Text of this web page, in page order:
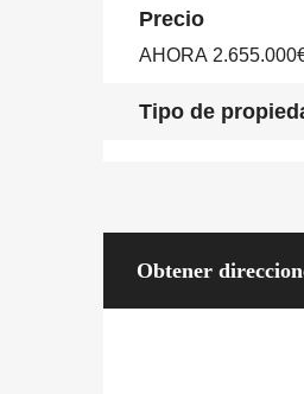
Precio
AHORA
Tipo de
Obtener